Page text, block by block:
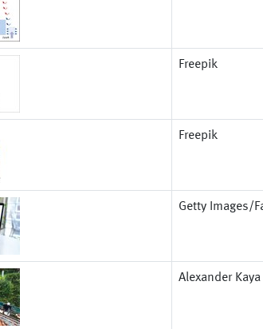
Freepik
Freepik
Getty Images/
Alexander Kaya